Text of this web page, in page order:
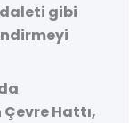
gibi
Hattı,